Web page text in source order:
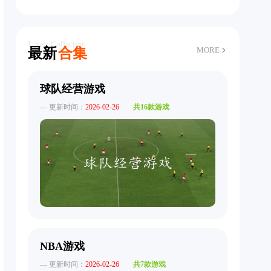
最新合集
Latest Collection
MORE
球队经营游戏
--- 更新时间： 2026-02-26 共16款游戏
NBA游戏
--- 更新时间： 2026-02-26 共7款游戏